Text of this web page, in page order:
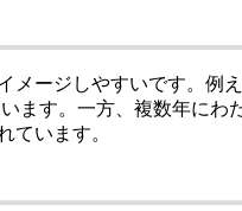
メージしやすいです。例
ます。一方、複数年にわ
ています。